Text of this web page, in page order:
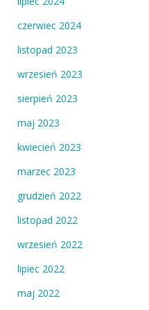
czerwiec 2024
listopad 2023
wrzesień 2023
sierpień 2023
maj 2023
kwiecień 2023
marzec 2023
grudzień 2022
listopad 2022
wrzesień 2022
lipiec 2022
maj 2022